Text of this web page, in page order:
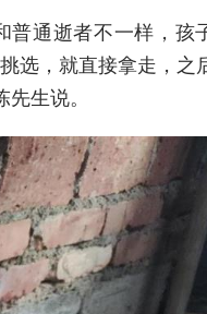
普通逝者不一样，孩
选，就直接拿走，之
生说。